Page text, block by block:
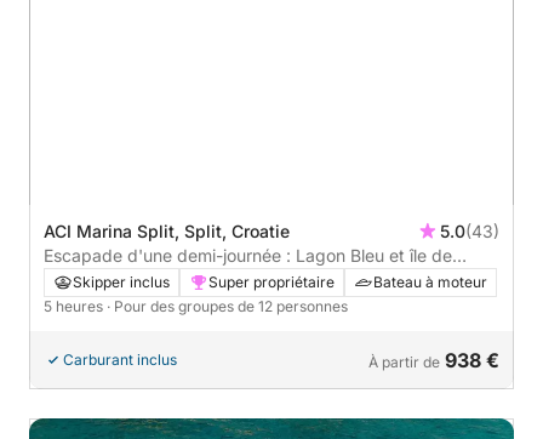
ACI Marina Split, Split, Croatie 5.0(43)
Escapade d'une demi-journée : Lagon Bleu et île de
ČiovoSkipper inclus Super propriétaire
Bateau à moteur
5 heures · Pour des groupes de 12 personnes
Carburant inclus À partir de 938 €